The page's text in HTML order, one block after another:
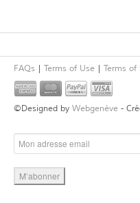
FAQs Terms of Use Terms of
©Designed by Webgenève -